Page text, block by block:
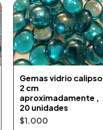
Gemas vidrio calipso
2 cm
aproximadamente ,
20 unidades
$1.000